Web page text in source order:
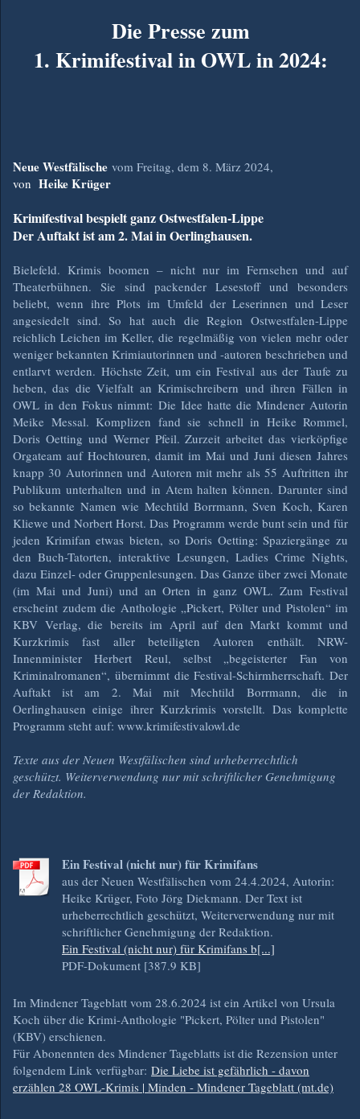
Die Presse zum
1. Krimifestival in OWL in 2024:
Neue Westfälische vom Freitag, dem 8. März 2024,
von Heike Krüger
Krimifestival bespielt ganz Ostwestfalen-Lippe
Der Auftakt ist am 2. Mai in Oerlinghausen.
Bielefeld. Krimis boomen – nicht nur im Fernsehen und auf
Theaterbühnen. Sie sind packender Lesestoff und besonders
beliebt, wenn ihre Plots im Umfeld der Leserinnen und Leser
angesiedelt sind. So hat auch die Region Ostwestfalen-Lippe
reichlich Leichen im Keller, die regelmäßig von vielen mehr oder
weniger bekannten Krimiautorinnen und -autoren beschrieben und
entlarvt werden. Höchste Zeit, um ein Festival aus der Taufe zu
heben, das die Vielfalt an Krimischreibern und ihren Fällen in
OWL in den Fokus nimmt: Die Idee hatte die Mindener Autorin
Meike Messal. Komplizen fand sie schnell in Heike Rommel,
Doris Oetting und Werner Pfeil. Zurzeit arbeitet das vierköpfige
Orgateam auf Hochtouren, damit im Mai und Juni diesen Jahres
knapp 30 Autorinnen und Autoren mit mehr als 55 Auftritten ihr
Publikum unterhalten und in Atem halten können. Darunter sind
so bekannte Namen wie Mechtild Borrmann, Sven Koch, Karen
Kliewe und Norbert Horst. Das Programm werde bunt sein und für
jeden Krimifan etwas bieten, so Doris Oetting: Spaziergänge zu
den Buch-Tatorten, interaktive Lesungen, Ladies Crime Nights,
dazu Einzel- oder Gruppenlesungen. Das Ganze über zwei Monate
(im Mai und Juni) und an Orten in ganz OWL. Zum Festival
erscheint zudem die Anthologie „Pickert, Pölter und Pistolen“ im
KBV Verlag, die bereits im April auf den Markt kommt und
Kurzkrimis fast aller beteiligten Autoren enthält. NRW-
Innenminister Herbert Reul, selbst „begeisterter Fan von
Kriminalromanen“, übernimmt die Festival-Schirmherrschaft. Der
Auftakt ist am 2. Mai mit Mechtild Borrmann, die in
Oerlinghausen einige ihrer Kurzkrimis vorstellt. Das komplette
Programm steht auf: www.krimifestivalowl.de
Texte aus der Neuen Westfälischen sind urheberrechtlich
geschützt. Weiterverwendung nur mit schriftlicher Genehmigung
der Redaktion.
Ein Festival (nicht nur) für Krimifans
aus der Neuen Westfälischen vom 24.4.2024, Autorin:
Heike Krüger, Foto Jörg Diekmann. Der Text ist
urheberrechtlich geschützt, Weiterverwendung nur mit
schriftlicher Genehmigung der Redaktion.
Ein Festival (nicht nur) für Krimifans b[...]
PDF-Dokument [387.9 KB]
Im Mindener Tageblatt vom 28.6.2024 ist ein Artikel von Ursula
Koch über die Krimi-Anthologie "Pickert, Pölter und Pistolen"
(KBV) erschienen.
Für Abonennten des Mindener Tageblatts ist die Rezension unter
folgendem Link verfügbar: Die Liebe ist gefährlich - davon
erzählen 28 OWL-Krimis | Minden - Mindener Tageblatt (mt.de)